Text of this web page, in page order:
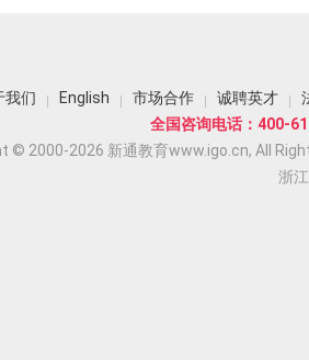
我们 English 市场合作 诚聘英才
全国咨询电话：400-
© 2000-2026 新通教育www.igo.cn, All
浙